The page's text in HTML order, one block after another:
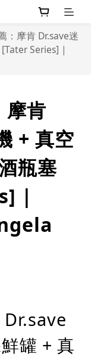
：摩肯 Dr.save迷
Series] |
摩肯
+ 真空
瓶塞
|
罐 + 真